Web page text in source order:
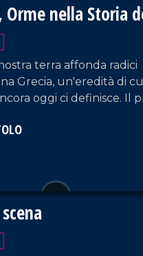
Orme nella Storia
terra affonda radici
Grecia, un'eredità di
oggi ci definisce. Il
tutte le scuole